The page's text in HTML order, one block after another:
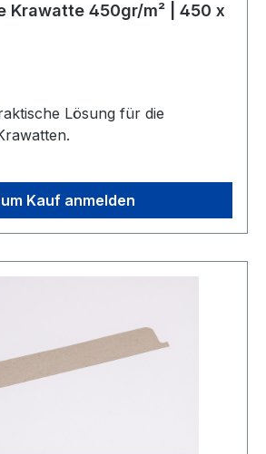
Krawatte 450gr/m² | 450 x
Lösung für die
Kauf anmelden